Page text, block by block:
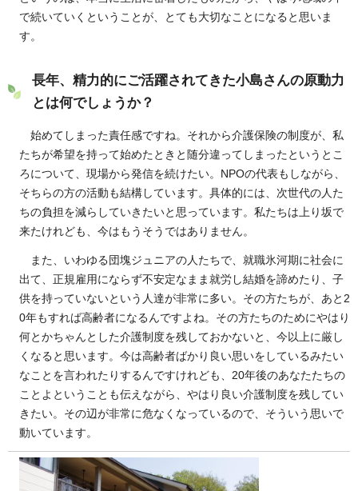
で続いていくということが、とても大切なことになると思いま
す。
長年、精力的にご活躍されてきた小島さんの原動力
とは何でしょうか？
始めてしまった責任感ですね。それから介護保険の制度が、私
たちが希望を持って始めたときと随分違ってしまったというとこ
ろについて、現場から発信を続けたい。NPOの代表もしながら、
そちらの方の活動も結構しています。具体的には、次世代の人た
ちの負担を減らしていきたいと思っています。私たちは上り坂で
来たけれども、今はもうそうではありません。
また、いわゆる団塊ジュニアの人たちで、就職氷河期に社会に
出て、正規雇用にならず不安定なまま就労し結婚を諦めたり、子
供を持っていないという人達が非常に多い。その方たちが、あと2
0年もすれば高齢者になるんですよね。その方たちのためにやはり
何とかちゃんとした介護制度を残しておかないと、今以上に厳し
くなると思います。今は高齢者ばかり良い思いをしているみたい
なことを言われたりするんですけれども、20年後のあなたたちの
ことよということも伝えながら、やはり良い介護制度を残してい
きたい。その辺が非常に危なくなっているので、そういう思いで
動いています。